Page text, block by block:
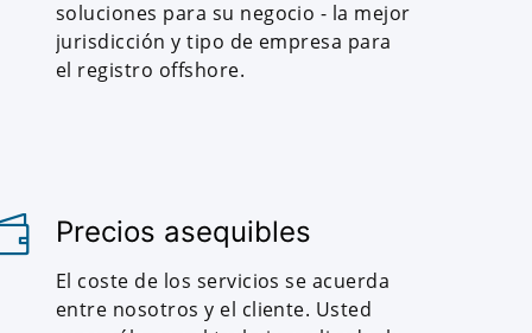
soluciones para su negocio - la mejor
jurisdicción y tipo de empresa para
el registro offshore.
Precios asequibles
El coste de los servicios se acuerda
entre nosotros y el cliente. Usted